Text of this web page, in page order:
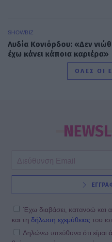
SHOWBIZ
Λυδία Κονιόρδου: «Δεν
έχω κάνει κάποια καριέρα»
δρόμους η Αλίκη - Της
SHOWBIZ
Η άγνωστη ιστορία πίσω
και του Αλέκου
ΟΛΕΣ ΟΙ
Έχω διαβάσει, κατανοώ και
και τη δήλωση εχεμύθειας του
Δηλώνω υπεύθυνα ότι είμαι